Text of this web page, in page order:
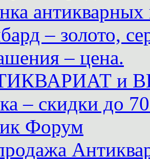
антикварных
– золото,
– цена.
и
– скидки до
Форум